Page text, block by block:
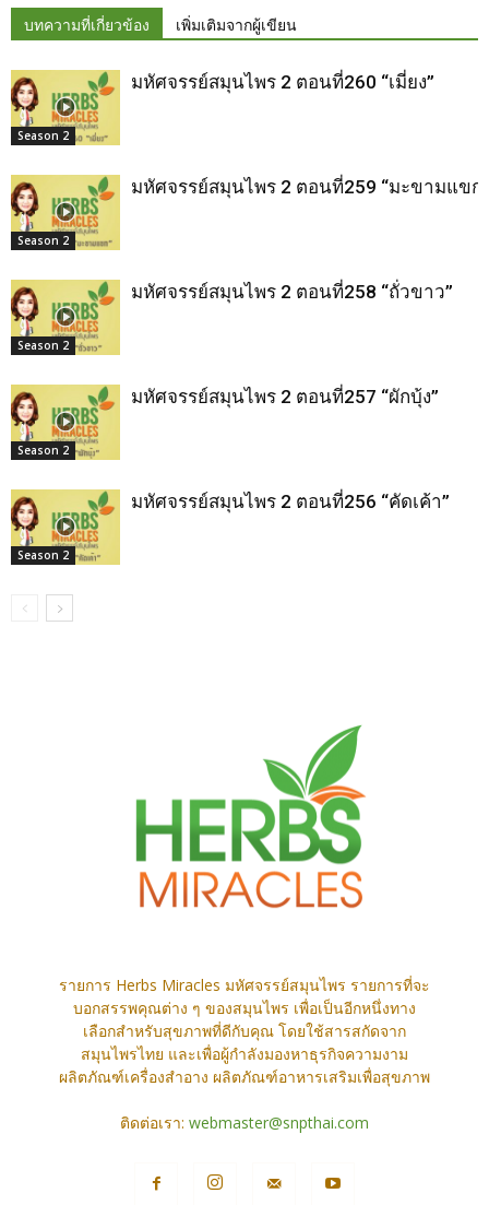
บทความที่เกี่ยวข้อง เพิ่มเติมจากผู้เขียน
Season 2
มหัศจรรย์สมุนไพร 2 ตอนที่260 “เมี่ยง”
Season 2
มหัศจรรย์สมุนไพร 2 ตอนที่259 “มะขามแขก”
Season 2
มหัศจรรย์สมุนไพร 2 ตอนที่258 “ถั่วขาว”
Season 2
มหัศจรรย์สมุนไพร 2 ตอนที่257 “ผักบุ้ง”
Season 2
มหัศจรรย์สมุนไพร 2 ตอนที่256 “คัดเค้า”
รายการ Herbs Miracles มหัศจรรย์สมุนไพร รายการที่จะ
บอกสรรพคุณต่าง ๆ ของสมุนไพร เพื่อเป็นอีกหนึ่งทาง
เลือกสำหรับสุขภาพที่ดีกับคุณ โดยใช้สารสกัดจาก
สมุนไพรไทย และเพื่อผู้กำลังมองหาธุรกิจความงาม
ผลิตภัณฑ์เครื่องสำอาง ผลิตภัณฑ์อาหารเสริมเพื่อสุขภาพ
ติดต่อเรา: webmaster@snpthai.com